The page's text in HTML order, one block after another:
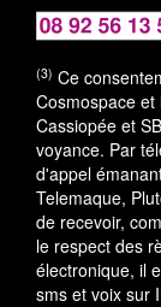
(3) Ce
Cosmospace et
Cassiopée et
voyance. Par
d'appel
Telemaque,
de recevoir,
le respect des
électronique, il
sms et voix sur